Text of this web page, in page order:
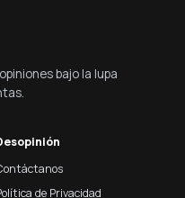
bajo la lupa
de Privacidad